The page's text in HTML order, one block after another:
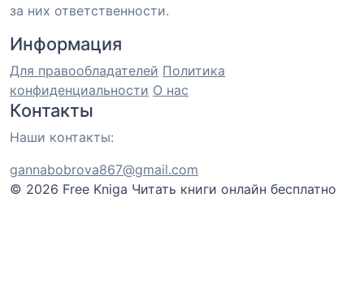
за них ответственности.
Информация
Для правообладателей Политика
конфиденциальности О нас
Контакты
Наши контакты:
gannabobrova867@gmail.com
© 2026 Free Kniga Читать книги онлайн бесплатно